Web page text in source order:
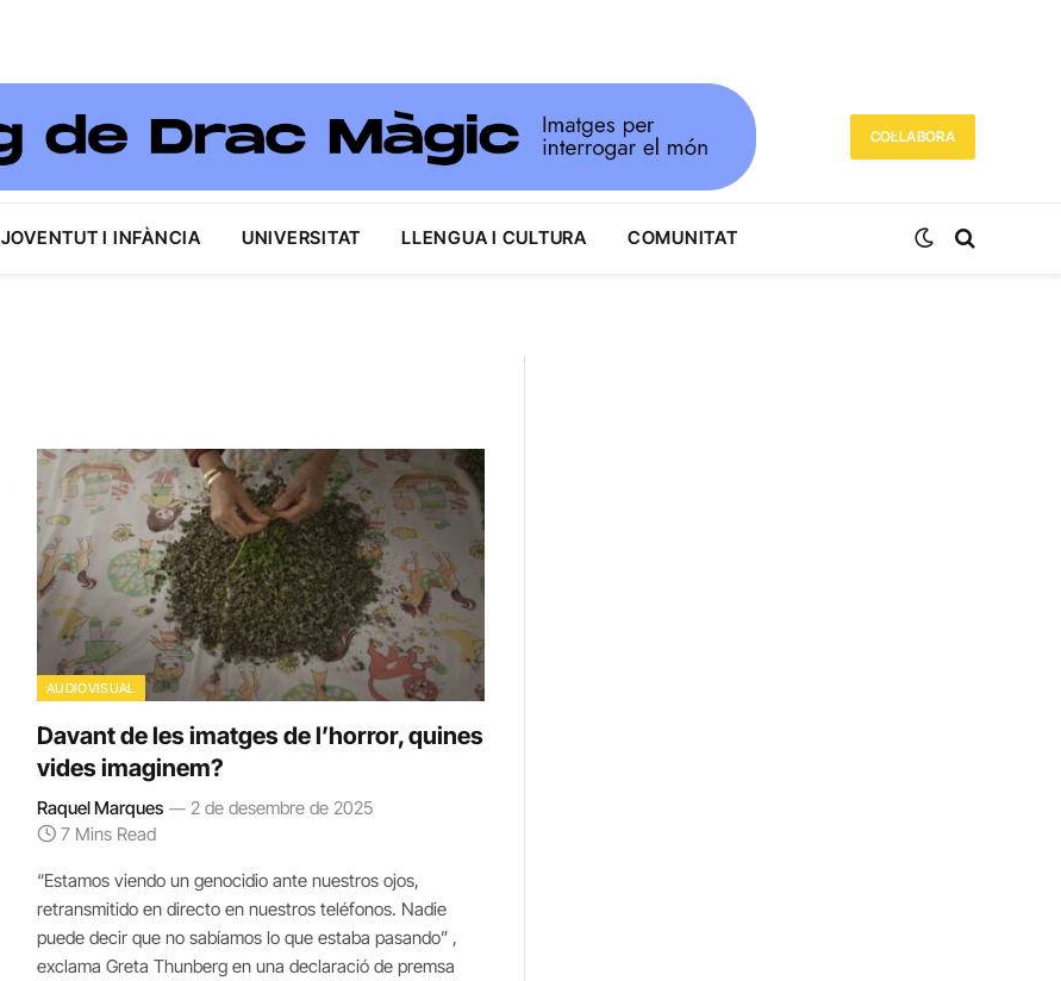
COL·LABORA
JOVENTUT I INFÀNCIA UNIVERSITAT LLENGUA I CULTURA COMUNITAT
AUDIOVISUAL
Davant de les imatges de l’horror, quines
vides imaginem?
Raquel Marques
2 de desembre de 2025
7 Mins Read
“Estamos viendo un genocidio ante nuestros ojos,
retransmitido en directo en nuestros teléfonos. Nadie
puede decir que no sabíamos lo que estaba pasando” ,
exclama Greta Thunberg en una declaració de premsa